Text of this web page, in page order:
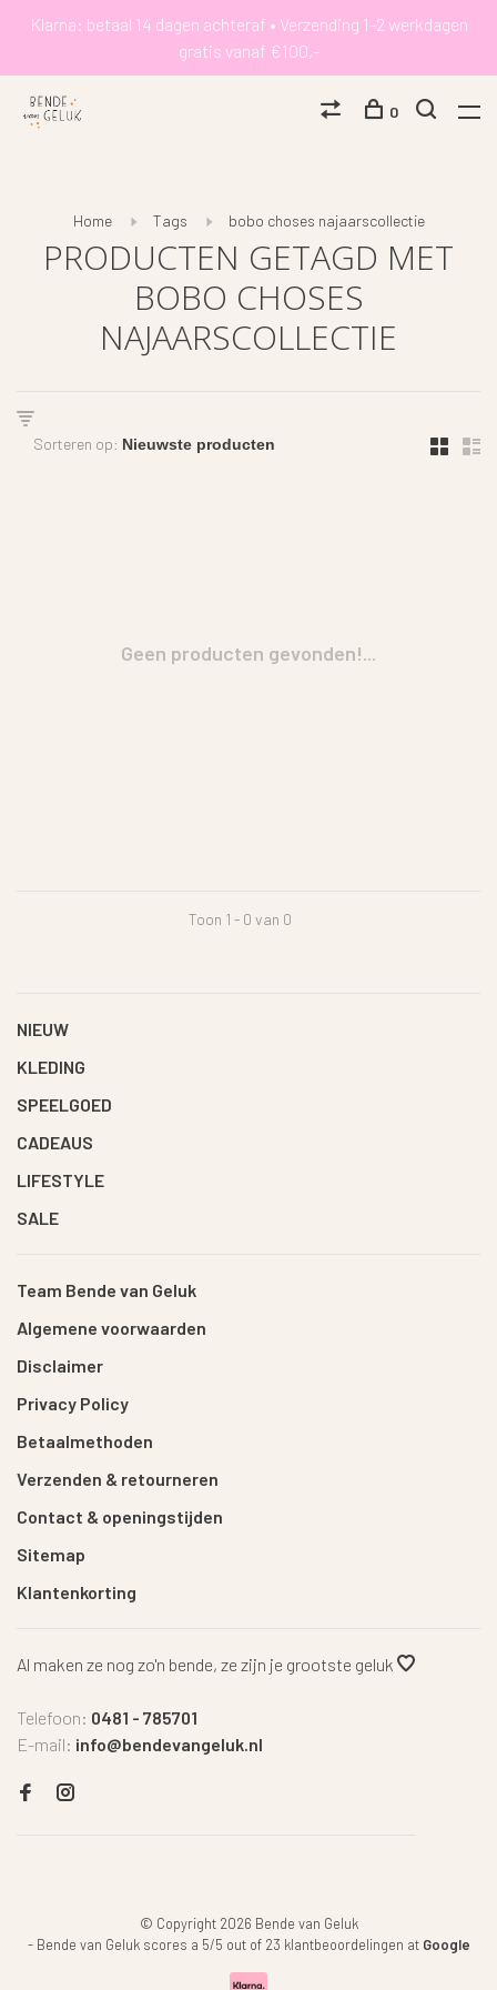
Klarna: betaal 14 dagen achteraf • Verzending 1-2 werkdagen
gratis vanaf €100,-
0
Home Tags bobo choses najaarscollectie
PRODUCTEN GETAGD MET
BOBO CHOSES
NAJAARSCOLLECTIE
Sorteren op:
Geen producten gevonden!...
Toon 1 - 0 van 0
NIEUW
KLEDING
SPEELGOED
CADEAUS
LIFESTYLE
SALE
Team Bende van Geluk
Algemene voorwaarden
Disclaimer
Privacy Policy
Betaalmethoden
Verzenden & retourneren
Contact & openingstijden
Sitemap
Klantenkorting
Al maken ze nog zo'n bende, ze zijn je grootste geluk
Telefoon: 0481 - 785701
E-mail: info@bendevangeluk.nl
© Copyright 2026 Bende van Geluk
- Bende van Geluk scores a 5/5 out of 23 klantbeoordelingen at Google